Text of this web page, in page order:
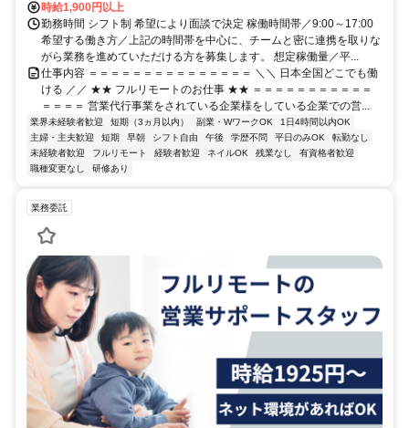
時給1,900円以上
勤務時間 シフト制 希望により面談で決定 稼働時間帯／9:00～17:00
希望する働き方／上記の時間帯を中心に、チームと密に連携を取りな
がら業務を進めていただける方を募集します。 想定稼働量／平...
仕事内容 ＝＝＝＝＝＝＝＝＝＝＝＝＝＝＝ ＼＼ 日本全国どこでも働
ける ／／ ★★ フルリモートのお仕事 ★★ ＝＝＝＝＝＝＝＝＝＝＝
＝＝＝＝ 営業代行事業をされている企業様をしている企業での営...
業界未経験者歓迎 短期（3ヵ月以内） 副業・WワークOK
1日4時間以内OK
主婦・主夫歓迎
短期 早朝 シフト自由 午後 学歴不問 平日のみOK
転勤なし
未経験者歓迎
フルリモート 経験者歓迎 ネイルOK 残業なし
有資格者歓迎
職種変更なし
研修あり
業務委託